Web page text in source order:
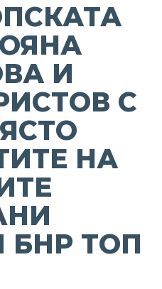
И
С
НА
БНР ТОП